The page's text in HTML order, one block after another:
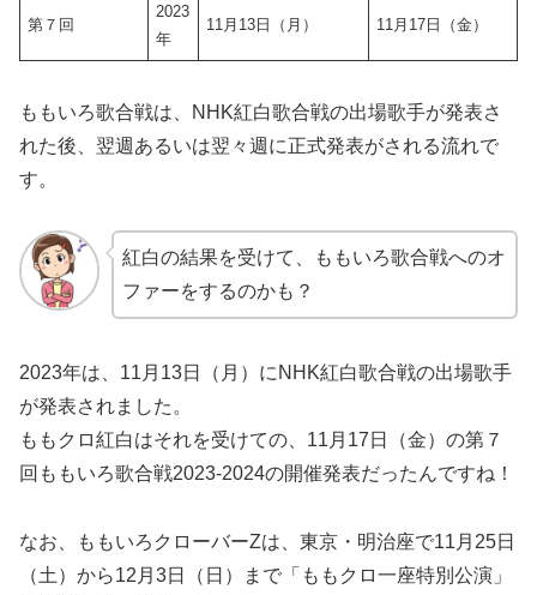
第７回
2023
年
11月13日（月） 11月17日（金）
ももいろ歌合戦は、NHK紅白歌合戦の出場歌手が発表さ
れた後、翌週あるいは翌々週に正式発表がされる流れで
す。
紅白の結果を受けて、ももいろ歌合戦へのオ
ファーをするのかも？
2023年は、11月13日（月）にNHK紅白歌合戦の出場歌手
が発表されました。
ももクロ紅白はそれを受けての、11月17日（金）の第７
回ももいろ歌合戦2023-2024の開催発表だったんですね！
なお、ももいろクローバーZは、東京・明治座で11月25日
（土）から12月3日（日）まで「ももクロ一座特別公演」